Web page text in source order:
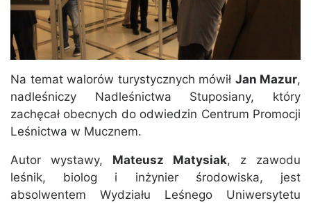
Na temat walorów turystycznych mówił Jan Mazur,
nadleśniczy Nadleśnictwa Stuposiany, który
zachęcał obecnych do odwiedzin Centrum Promocji
Leśnictwa w Mucznem.
Autor wystawy, Mateusz Matysiak, z zawodu
leśnik, biolog i inżynier środowiska, jest
absolwentem Wydziału Leśnego Uniwersytetu